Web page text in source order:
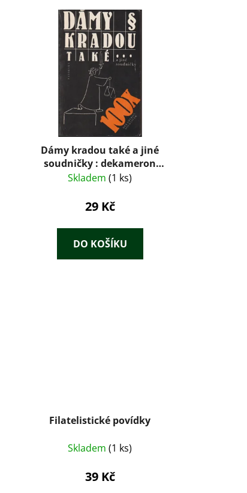
Dámy kradou také a jiné
soudničky : dekameron
soudniček
Skladem(1 ks)
29 Kč
DO KOŠÍKU
Filatelistické povídky
Skladem(1 ks)
39 Kč